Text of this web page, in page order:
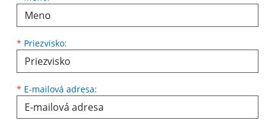
* Priezvisko:
* E-mailová adresa: